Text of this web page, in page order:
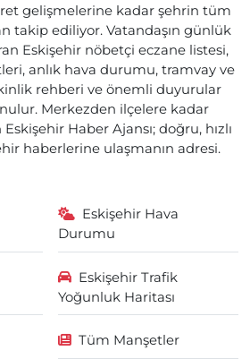
gelişmelerine kadar şehrin tüm
takip ediliyor. Vatandaşın günlük
Eskişehir nöbetçi eczane listesi,
anlık hava durumu, tramvay ve
rehberi ve önemli duyurular
Merkezden ilçelere kadar
Haber Ajansı; doğru, hızlı
haberlerine ulaşmanın adresi.
Eskişehir Hava
Durumu
Eskişehir Trafik
Yoğunluk Haritası
Tüm Manşetler